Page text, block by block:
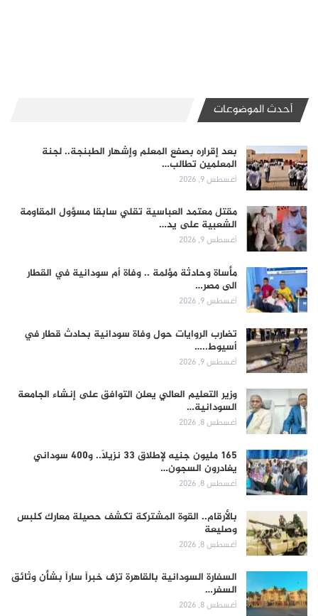
أحدث الموضوعات
بعد إقراره بصفع المعلم وإشهار الطبنجة.. لجنة
المعلمين تطالب…
أغسطس 9, 2026
مقتل معتمد العباسية تقلي سابقا مسؤول المقاومة
الشعبية على يد…
أغسطس 9, 2026
مأساة وحادثة مؤلمة .. وفاة أم سودانية في القطار
الى مصر…
أغسطس 9, 2026
تضارب الروايات حول وفاة سودانية بحادث قطار في
أسيوط..…
أغسطس 9, 2026
وزير التعليم العالي يعلن التوافق على إنشاء الجامعة
السودانية…
أغسطس 8, 2026
165 مليون جنيه لإطلاق 33 نزيلاً.. و400 سوداني
يغادرون السجون…
أغسطس 8, 2026
بالأرقام.. القوة المشتركة تكشف حصيلة معارك كلبس
وصليعة
أغسطس 8, 2026
السفارة السودانية بالقاهرة تزف خبراً ساراً بشأن وثائق
السفر…
أغسطس 8, 2026